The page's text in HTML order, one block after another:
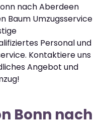
nach Aberdeen
Baum Umzugsservice
Personal und
Kontaktiere uns
Angebot und
Bonn nach